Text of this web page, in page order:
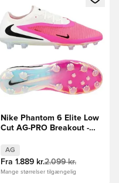
Nike Phantom 6 Elite Low
Cut AG-PRO Breakout -
AG
Fra 1.889 kr.2.099 kr.
Mange størrelser tilgængelig